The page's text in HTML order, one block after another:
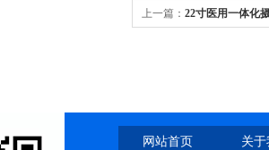
上一篇： 22寸医用一体化
网站首页 关